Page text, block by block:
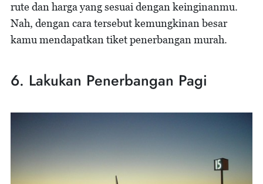
rute dan harga yang sesuai dengan keinginanmu.
Nah, dengan cara tersebut kemungkinan besar
kamu mendapatkan tiket penerbangan murah.
6. Lakukan Penerbangan Pagi